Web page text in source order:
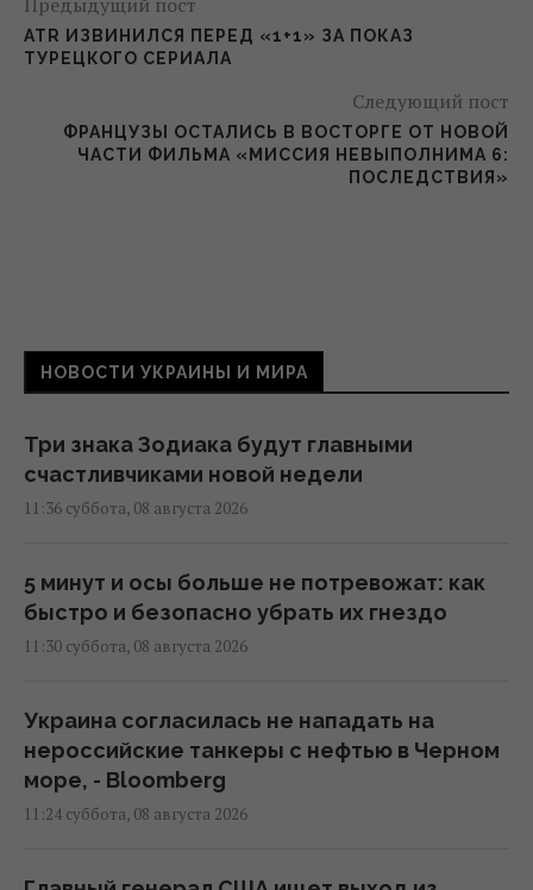
ATR ИЗВИНИЛСЯ ПЕРЕД «1+1» ЗА ПОКАЗ
ТУРЕЦКОГО СЕРИАЛА
Следующий пост
ФРАНЦУЗЫ ОСТАЛИСЬ В ВОСТОРГЕ ОТ НОВОЙ
ЧАСТИ ФИЛЬМА «МИССИЯ НЕВЫПОЛНИМА 6:
ПОСЛЕДСТВИЯ»
НОВОСТИ УКРАИНЫ И МИРА
Три знака Зодиака будут главными
счастливчиками новой недели
11:36 суббота, 08 августа 2026
5 минут и осы больше не потревожат: как
быстро и безопасно убрать их гнездо
11:30 суббота, 08 августа 2026
Украина согласилась не нападать на
нероссийские танкеры с нефтью в Черном
море, - Bloomberg
11:24 суббота, 08 августа 2026